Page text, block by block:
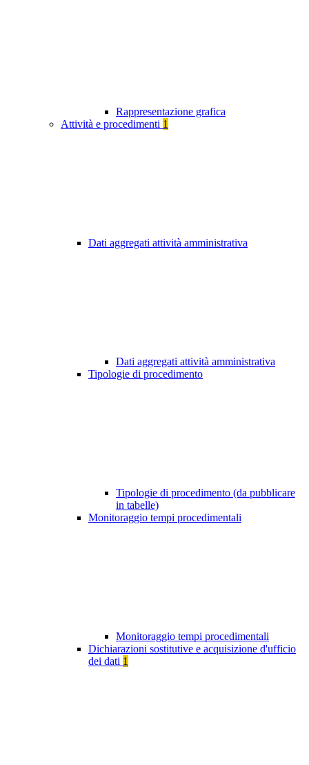
Rappresentazione grafica
Attività e procedimenti 1
Dati aggregati attività amministrativa
Dati aggregati attività amministrativa
Tipologie di procedimento
Tipologie di procedimento (da pubblicare
in tabelle)
Monitoraggio tempi procedimentali
Monitoraggio tempi procedimentali
Dichiarazioni sostitutive e acquisizione d'ufficio
dei dati 1